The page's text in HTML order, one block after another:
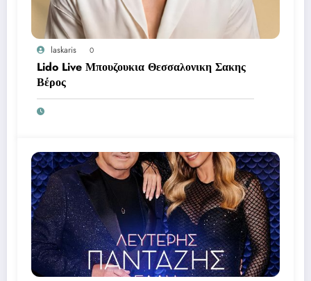
laskaris 0
Lido Live Μπουζουκια Θεσσαλονικη Σακης
Βέρος